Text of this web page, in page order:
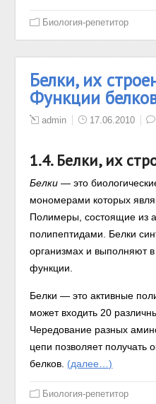
Биология-репетитор
Белки, их
Функции
admin 17.06.2010
1.4. Белки, их
Белки — это
мономерами которых
Полимеры, состоящие из
полипептидами. Белки
организмах и выполняют
функции.
Белки — это активные
может входить 20
Чередование разных
цепи позволяет получать
белков. (далее…)
Биология-репетитор